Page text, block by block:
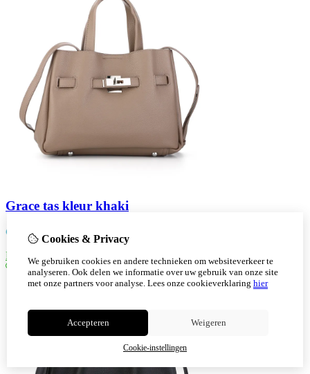
Grace tas kleur khaki
€
28,50
Bestellen
Cookies & Privacy
We gebruiken cookies en andere technieken om websiteverkeer te
analyseren. Ook delen we informatie over uw gebruik van onze site
met onze partners voor analyse. Lees onze cookieverklaring hier
Accepteren Weigeren
Cookie-instellingen